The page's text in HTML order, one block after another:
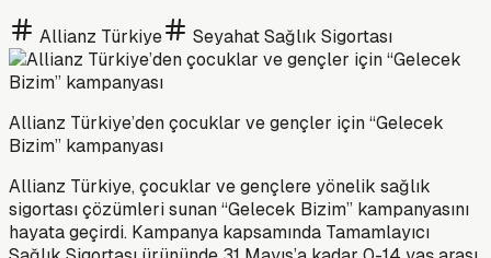
Allianz Türkiye Seyahat Sağlık Sigortası
Allianz Türkiye’den çocuklar ve gençler için “Gelecek
Bizim” kampanyası
Allianz Türkiye, çocuklar ve gençlere yönelik sağlık
sigortası çözümleri sunan “Gelecek Bizim” kampanyasını
hayata geçirdi. Kampanya kapsamında Tamamlayıcı